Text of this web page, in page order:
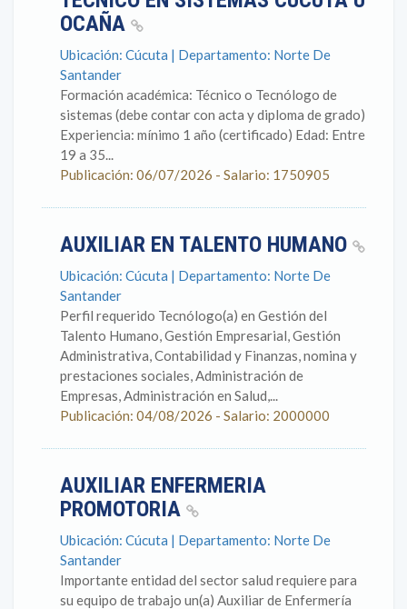
OCAÑA
Ubicación: Cúcuta | Departamento: Norte De
Santander
Formación académica: Técnico o Tecnólogo de
sistemas (debe contar con acta y diploma de grado)
Experiencia: mínimo 1 año (certificado) Edad: Entre
19 a 35...
Publicación: 06/07/2026 - Salario: 1750905
AUXILIAR EN TALENTO HUMANO
Ubicación: Cúcuta | Departamento: Norte De
Santander
Perfil requerido Tecnólogo(a) en Gestión del
Talento Humano, Gestión Empresarial, Gestión
Administrativa, Contabilidad y Finanzas, nomina y
prestaciones sociales, Administración de
Empresas, Administración en Salud,...
Publicación: 04/08/2026 - Salario: 2000000
AUXILIAR ENFERMERIA
PROMOTORIA
Ubicación: Cúcuta | Departamento: Norte De
Santander
Importante entidad del sector salud requiere para
su equipo de trabajo un(a) Auxiliar de Enfermería